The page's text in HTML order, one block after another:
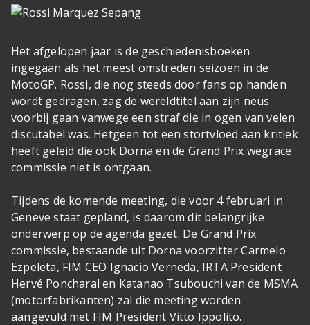
Het afgelopen jaar is de geschiedenisboeken
ingegaan als het meest omstreden seizoen in de
MotoGP. Rossi, die nog steeds door fans op handen
wordt gedragen, zag de wereldtitel aan zijn neus
voorbij gaan vanwege een straf die in ogen van velen
discutabel was. Hetgeen tot een stortvloed aan kritiek
heeft geleid die ook Dorna en de Grand Prix wegrace
commissie niet is ontgaan.
Tijdens de komende meeting, die voor 4 februari in
Geneve staat gepland, is daarom dit belangrijke
onderwerp op de agenda gezet. De Grand Prix
commissie, bestaande uit Dorna voorzitter Carmelo
Ezpeleta, FIM CEO Ignacio Verneda, IRTA President
Hervé Poncharal en Katanao Tsubouchi van de MSMA
(motorfabrikanten) zal die meeting worden
aangevuld met FIM President Vitto Ippolito.